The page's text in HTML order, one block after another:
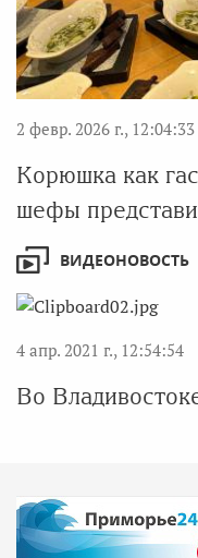
2 февр. 2026 г., 12:04:33
Корюшка как
шефы
ВИДЕОНОВОСТЬ
4 апр. 2021 г., 12:54:54
Во